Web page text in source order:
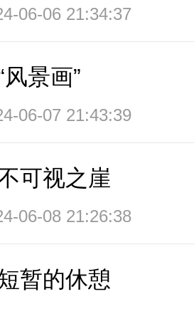
06-06 21:34:37
景画”
06-07 21:43:39
可视之崖
06-08 21:26:38
暂的休憩